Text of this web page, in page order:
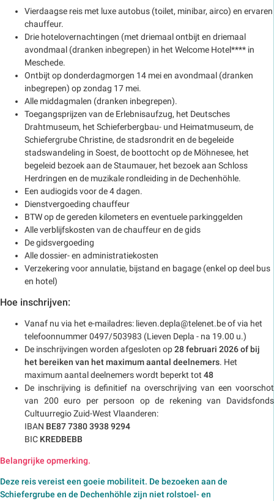
Vierdaagse reis met luxe autobus (toilet, minibar, airco) en ervaren
chauffeur.
Drie hotelovernachtingen (met driemaal ontbijt en driemaal
avondmaal (dranken inbegrepen) in het Welcome Hotel**** in
Meschede.
Ontbijt op donderdagmorgen 14 mei en avondmaal (dranken
inbegrepen) op zondag 17 mei.
Alle middagmalen (dranken inbegrepen).
Toegangsprijzen van de Erlebnisaufzug, het Deutsches
Drahtmuseum, het Schieferbergbau- und Heimatmuseum, de
Schiefergrube Christine, de stadsrondrit en de begeleide
stadswandeling in Soest, de boottocht op de Möhnesee, het
begeleid bezoek aan de Staumauer, het bezoek aan Schloss
Herdringen en de muzikale rondleiding in de Dechenhöhle.
Een audiogids voor de 4 dagen.
Dienstvergoeding chauffeur
BTW op de gereden kilometers en eventuele parkinggelden
Alle verblijfskosten van de chauffeur en de gids
De gidsvergoeding
Alle dossier- en administratiekosten
Verzekering voor annulatie, bijstand en bagage (enkel op deel bus
en hotel)
Hoe inschrijven:
Vanaf nu via het e-mailadres: lieven.depla@telenet.be of via het
telefoonnummer 0497/503983 (Lieven Depla - na 19.00 u.)
De inschrijvingen worden afgesloten op28 februari 2026 of bij
het bereiken van het maximum aantal deelnemers. Het
maximum aantal deelnemers wordt beperkt tot 48
De inschrijving is definitief na overschrijving van een voorschot
van 200 euro per persoon op de rekening van Davidsfonds
Cultuurregio Zuid-West Vlaanderen:
IBAN BE87 7380 3938 9294
BIC KREDBEBB
Belangrijke opmerking.
Deze reis vereist een goeie mobiliteit. De bezoeken aan de
Schiefergrube en de Dechenhöhle zijn niet rolstoel- en